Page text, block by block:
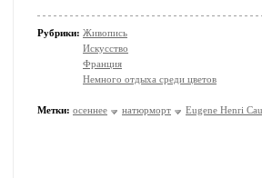
Рубрики: Живопись
Искусство
Франция
Немного отдыха среди цветов
Метки: осеннее натюрморт Eugene Henri